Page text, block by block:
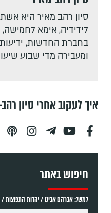
סיון רהב מאיר היא
לידידיה, אימא
בחברת החדשות, ידיעות
ומעבירה מדי שבוע
איך לעקוב אחרי סיון
חיפוש באתר
למשל: אברהם אבינו / יהדות